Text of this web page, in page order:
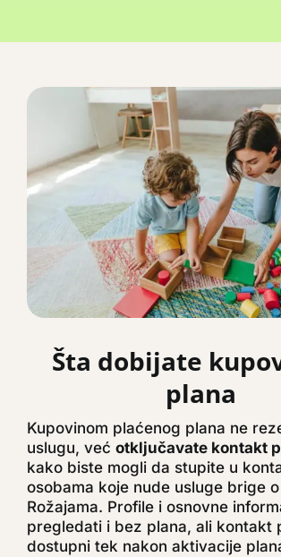
Šta dobijate
plana
Kupovinom plaćenog plana ne
uslugu, već otključavate kontakt
kako biste mogli da stupite u
osobama koje nude usluge brige
Rožajama. Profile i osnovne
pregledati i bez plana, ali kontakt
dostupni tek nakon aktivacije